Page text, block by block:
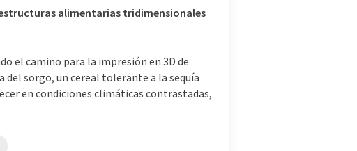
alimentarias tridimensionales
el camino para la impresión en 3D de
sorgo, un cereal tolerante a la sequía
en condiciones climáticas contrastadas,